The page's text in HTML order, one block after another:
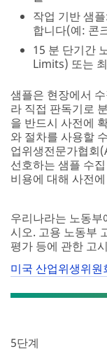
작업 기반 샘
합니다(예: 콘
15 분 단기간
Limits) 또는
샘플은 현장에서
라 직접 판독기로
을 반드시 사전에
와 절차를 사용할
업위생전문가협회
선호하는 샘플 수
비용에 대해 사전
우리나라는 노동
시오. 고용 노동부
평가 등에 관한 고
미국 산업위생위
5단계